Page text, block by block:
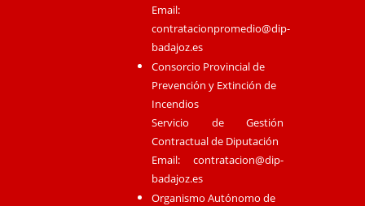
Email:
contratacionpromedio@dip-
badajoz.es
Consorcio Provincial de
Prevención y Extinción de
Incendios
Servicio de Gestión
Contractual de Diputación
Email:contratacion@dip-
badajoz.es
Organismo Autónomo de